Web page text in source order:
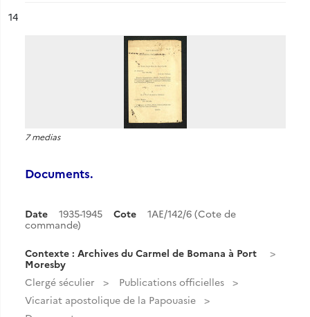
n°
14
7 medias
Documents.
Date 1935-1945 Cote
1AE/142/6 (Cote de
commande)
Contexte : Archives du Carmel de Bomana à Port
Moresby
Clergé séculier
Publications officielles
Vicariat apostolique de la Papouasie